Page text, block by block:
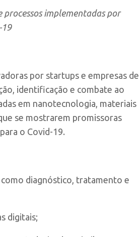
implementadas por
19
por startups e empresas de
identificação e combate ao
em nanotecnologia, materiais
se mostrarem promissoras
o Covid-19.
diagnóstico, tratamento e
digitais;